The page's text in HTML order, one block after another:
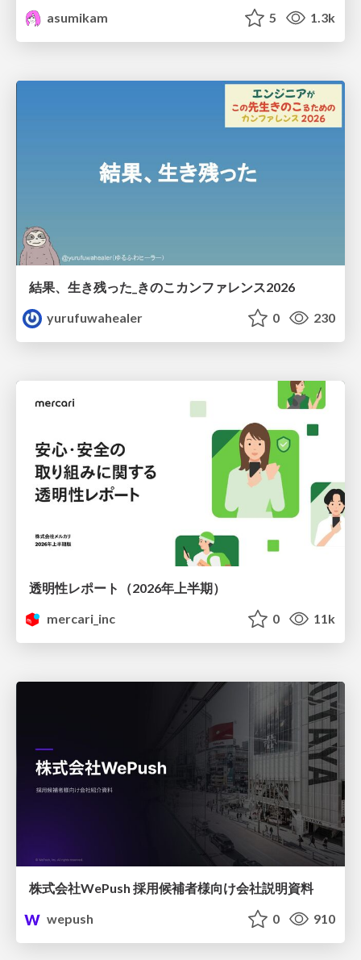
asumikam
5 1.3k
結果、生き残った_きのこカンファレンス2026
yurufuwahealer
0 230
透明性レポート（2026年上半期）
mercari_inc
0 11k
株式会社WePush 採用候補者様向け会社説明資料
wepush
0 910